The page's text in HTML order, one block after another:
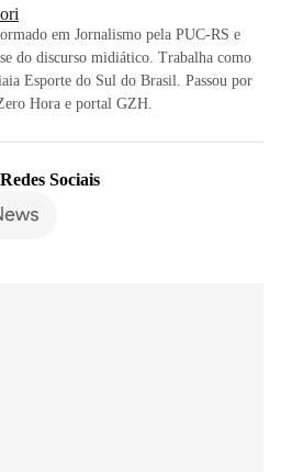
em Jornalismo pela PUC-RS e
do discurso midiático. Trabalha como
Esporte do Sul do Brasil. Passou por
Hora e portal GZH.
Sociais